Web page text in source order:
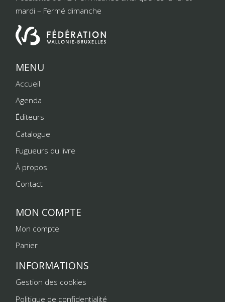
mardi – Fermé dimanche
MENU
Accueil
Agenda
Éditeurs
Catalogue
Fugueurs du livre
À propos
Contact
MON COMPTE
Mon compte
Panier
INFORMATIONS
Gestion des cookies
Politique de confidentialité